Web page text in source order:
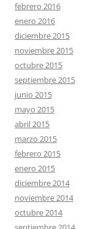
febrero 2016
enero 2016
diciembre 2015
noviembre 2015
octubre 2015
septiembre 2015
junio 2015
mayo 2015
abril 2015
marzo 2015
febrero 2015
enero 2015
diciembre 2014
noviembre 2014
octubre 2014